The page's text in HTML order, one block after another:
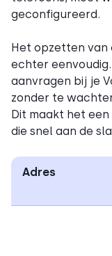
geconfigureerd.
Het opzetten van
echter
aanvragen bij je
zonder te
Dit maakt het
die snel aan de
Adres